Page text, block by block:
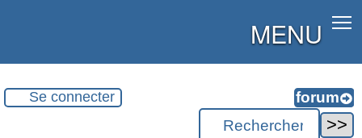
MENU
Se connecter